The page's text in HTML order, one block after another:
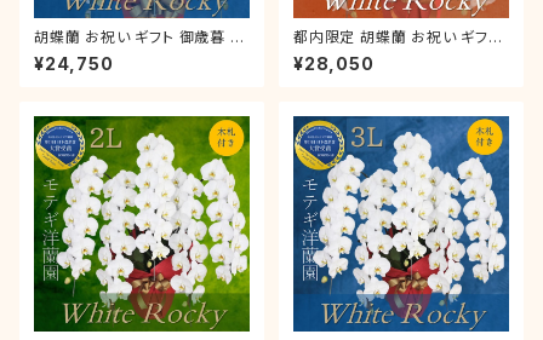
胡蝶蘭 お祝い ギフト 御歳暮 叙
勲 就任祝い 木札付き 大輪 「ホ
ワイトロッキー」3本立【 3L 】ラ
¥24,750
都内限定 胡蝶蘭 お祝い ギフト
就任祝い 木札付き 大輪 「ホワ
イトロッキー」3本立【 4L 】ラッ
¥28,050